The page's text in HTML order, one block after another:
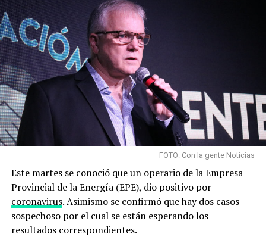
FOTO: Con la gente Noticias
Este martes se conoció que un operario de la Empresa
Provincial de la Energía (EPE), dio positivo por
coronavirus. Asimismo se confirmó que hay dos casos
sospechoso por el cual se están esperando los
resultados correspondientes.